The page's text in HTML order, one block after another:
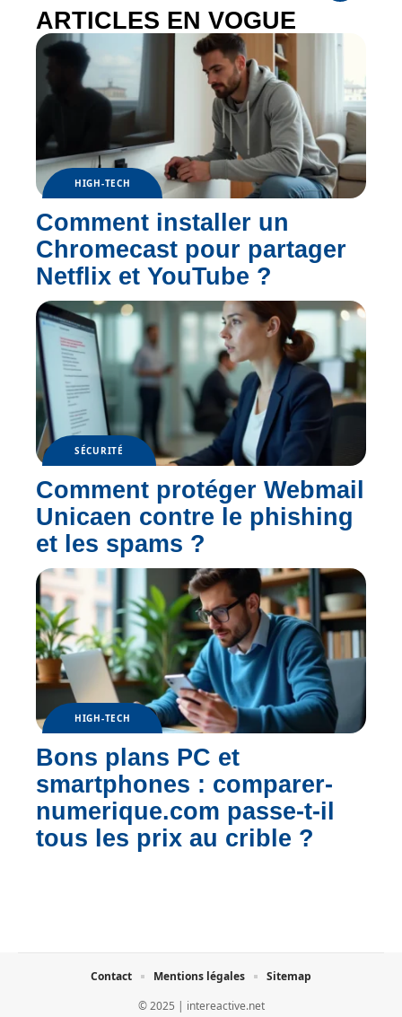
ARTICLES EN VOGUE
HIGH-TECH
Comment installer un
Chromecast pour partager
Netflix et YouTube ?
SÉCURITÉ
Comment protéger Webmail
Unicaen contre le phishing
et les spams ?
HIGH-TECH
Bons plans PC et
smartphones : comparer-
numerique.com passe-t-il
tous les prix au crible ?
© 2025 | intereactive.net
Contact Mentions légales Sitemap